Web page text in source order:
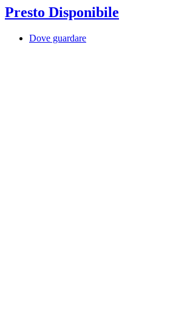
Presto Disponibile
Dove guardare